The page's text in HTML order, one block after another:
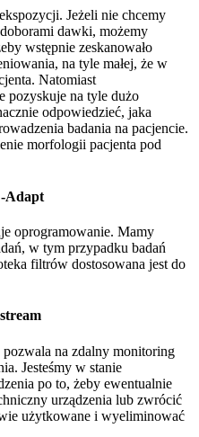
Jeżeli nie chcemy
dawki, możemy
wstępnie zeskanowało
na tyle małej, że w
Natomiast
pozyskuje na tyle dużo
odpowiedzieć, jaka
badania na pacjencie.
morfologii pacjenta pod
Adapt
oprogramowanie. Mamy
w tym przypadku badań
filtrów dostosowana jest do
na zdalny monitoring
Jesteśmy w stanie
po to, żeby ewentualnie
urządzenia lub zwrócić
użytkowane i wyeliminować